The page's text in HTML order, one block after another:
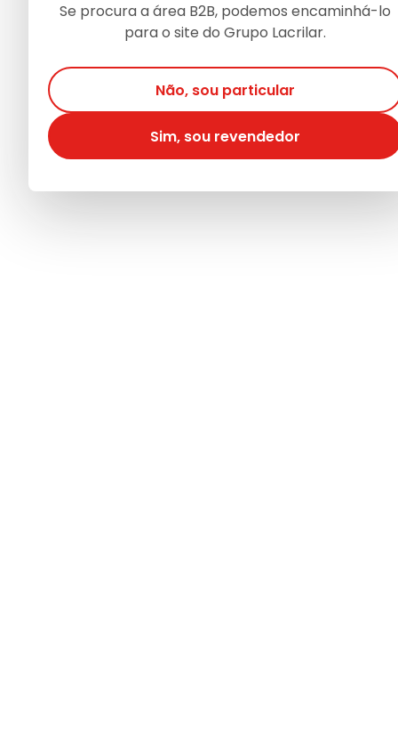
Se procura a área B2B, podemos encaminhá-lo
para o site do Grupo Lacrilar.
Não, sou particular
Sim, sou revendedor